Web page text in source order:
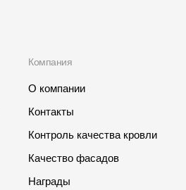
Компания
О компании
Контакты
Контроль качества кровли
Качество фасадов
Награды